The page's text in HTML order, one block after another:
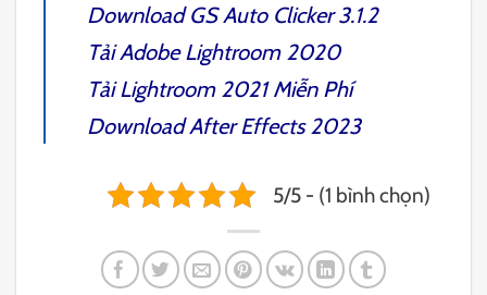
DownloadGS Auto Clicker 3.1.2
TảiAdobe Lightroom 2020
TảiLightroom 2021Miễn Phí
DownloadAfter Effects 2023
5/5 - (1 bình chọn)